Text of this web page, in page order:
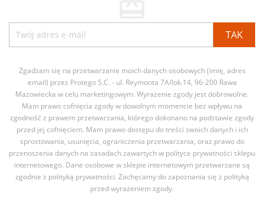
Zgadzam się na przetwarzanie moich danych osobowych (imię, adres
email) przez Protego S.C. - ul. Reymonta 7A/lok.14, 96-200 Rawa
Mazowiecka w celu marketingowym. Wyrażenie zgody jest dobrowolne.
Mam prawo cofnięcia zgody w dowolnym momencie bez wpływu na
zgodność z prawem przetwarzania, którego dokonano na podstawie zgody
przed jej cofnięciem. Mam prawo dostępu do treści swoich danych i ich
sprostowania, usunięcia, ograniczenia przetwarzania, oraz prawo do
przenoszenia danych na zasadach zawartych w polityce prywatności sklepu
internetowego. Dane osobowe w sklepie internetowym przetwarzane są
zgodnie z polityką prywatności. Zachęcamy do zapoznania się z polityką
przed wyrażeniem zgody.